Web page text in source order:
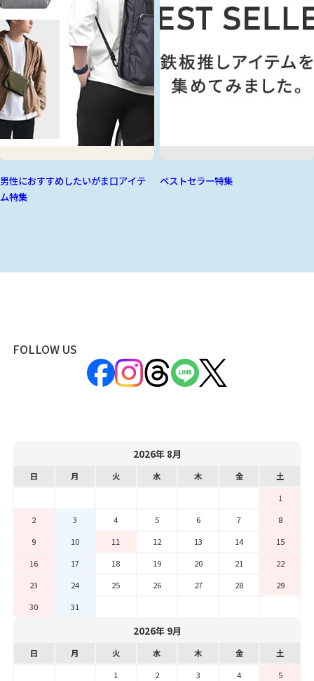
男性におすすめしたいがま口アイテ
ム特集
ベストセラー特集
FOLLOW US
2026年 8月
日 月 火 水 木 金
土
1
2
3 4 5 6 7
8
9
10 11 12 13 14
15
16
17 18 19 20 21
22
23
24 25 26 27 28
29
30
31
2026年 9月
日 月 火 水 木 金
土
1
2 3 4
5